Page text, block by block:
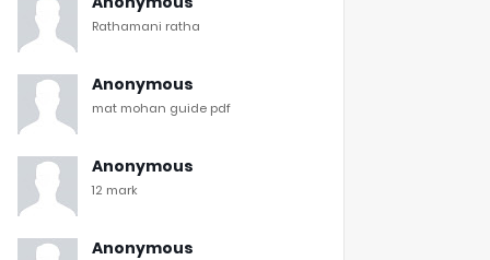
Rathamani ratha
Anonymous
mat mohan guide pdf
Anonymous
12 mark
Anonymous